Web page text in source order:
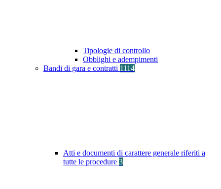
Tipologie di controllo
Obblighi e adempimenti
Bandi di gara e contratti 1114
Atti e documenti di carattere generale riferiti a
tutte le procedure 3